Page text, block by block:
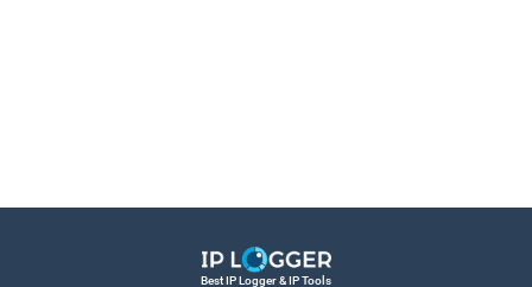
Best IP Logger & IP Tools